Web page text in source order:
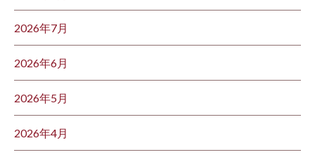
2026年7月
2026年6月
2026年5月
2026年4月